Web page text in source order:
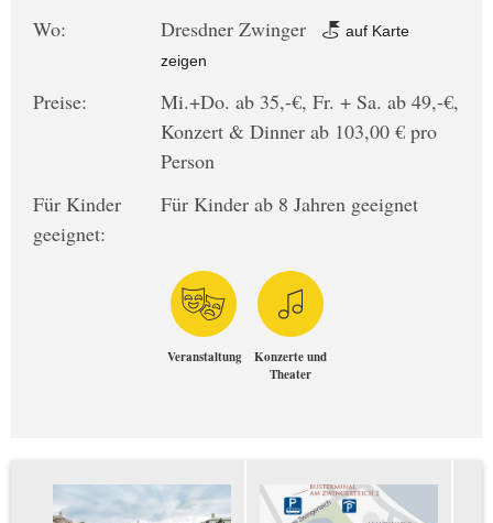
Wo:
Dresdner Zwinger
auf Karte
zeigen
Preise:
Mi.+Do. ab 35,-€, Fr. + Sa. ab 49,-€,
Konzert & Dinner ab 103,00 € pro
Person
Für Kinder
geeignet:
Für Kinder ab 8 Jahren geeignet
Veranstaltung
Konzerte und
Theater